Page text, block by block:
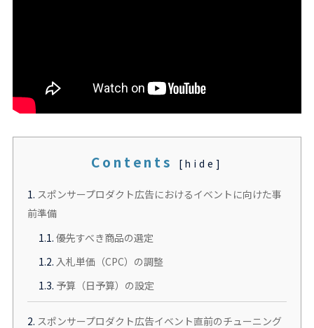
Contents [ hide ]
1. スポンサープロダクト広告におけるイベントに向けた事
前準備
1.1. 優先すべき商品の選定
1.2. 入札単価（CPC）の調整
1.3. 予算（日予算）の設定
2. スポンサープロダクト広告イベント直前のチューニング